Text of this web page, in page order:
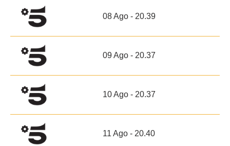
08 Ago - 20.39
09 Ago - 20.37
10 Ago - 20.37
11 Ago - 20.40